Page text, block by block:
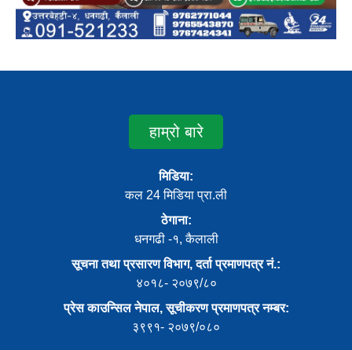
हाम्रो बारे
मिडिया:
कल 24 मिडिया प्रा.ली
ठेगाना:
धनगढी -१, कैलाली
सूचना तथा प्रसारण विभाग, दर्ता प्रमाणपत्र नं.:
४०१८- २०७९/८०
प्रेस काउन्सिल नेपाल, सूचीकरण प्रमाणपत्र नम्बर:
३९९१- २०७९/०८०